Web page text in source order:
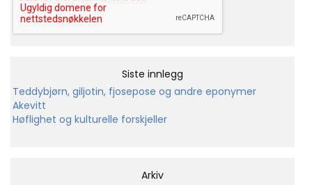
Siste innlegg
Teddybjørn, giljotin, fjosepose og andre eponymer
Akevitt
Høflighet og kulturelle forskjeller
Arkiv